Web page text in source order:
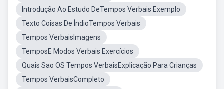
Introdução Ao Estudo DeTempos Verbais Exemplo
Texto Coisas De ÍndioTempos Verbais
Tempos VerbaisImagens
TemposE Modos Verbais Exercícios
Quais Sao OS Tempos VerbaisExplicação Para Crianças
Tempos VerbaisCompleto